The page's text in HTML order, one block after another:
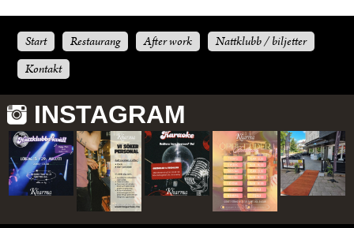
Start Restaurang After work
Nattklubb / biljetter
Kontakt
INSTAGRAM